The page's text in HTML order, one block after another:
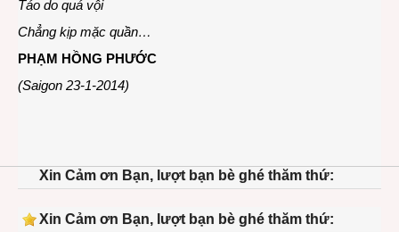
Táo do quá vội
Chẳng kịp mặc quần…
PHẠM HỒNG PHƯỚC
(Saigon 23-1-2014)
Xin Cảm ơn Bạn, lượt bạn bè ghé thăm thứ:
Xin Cảm ơn Bạn, lượt bạn bè ghé thăm thứ: